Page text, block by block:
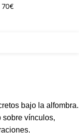
70€
bajo la alfombra.
sobre vínculos,